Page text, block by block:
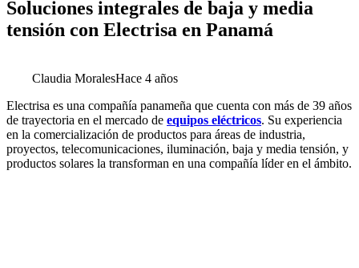
Soluciones integrales de baja y media
tensión con Electrisa en Panamá
Claudia MoralesHace 4 años
Electrisa es una compañía panameña que cuenta con más de 39 años
de trayectoria en el mercado de equipos eléctricos. Su experiencia
en la comercialización de productos para áreas de industria,
proyectos, telecomunicaciones, iluminación, baja y media tensión, y
productos solares la transforman en una compañía líder en el ámbito.